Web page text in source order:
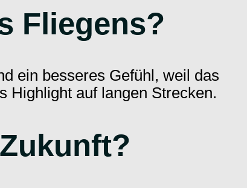
Fliegens?
ein besseres Gefühl, weil das
Highlight auf langen Strecken.